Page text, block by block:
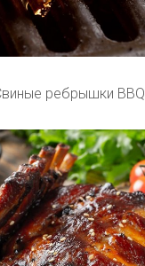
ребрышки BBQ